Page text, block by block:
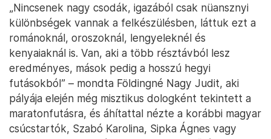
„Nincsenek nagy csodák, igazából csak nüansznyi
különbségek vannak a felkészülésben, láttuk ezt a
románoknál, oroszoknál, lengyeleknél és
kenyaiaknál is. Van, aki a több résztávból lesz
eredményes, mások pedig a hosszú hegyi
futásokból” – mondta Földingné Nagy Judit, aki
pályája elején még misztikus dologként tekintett a
maratonfutásra, és áhítattal nézte a korábbi magyar
csúcstartók, Szabó Karolina, Sipka Ágnes vagy